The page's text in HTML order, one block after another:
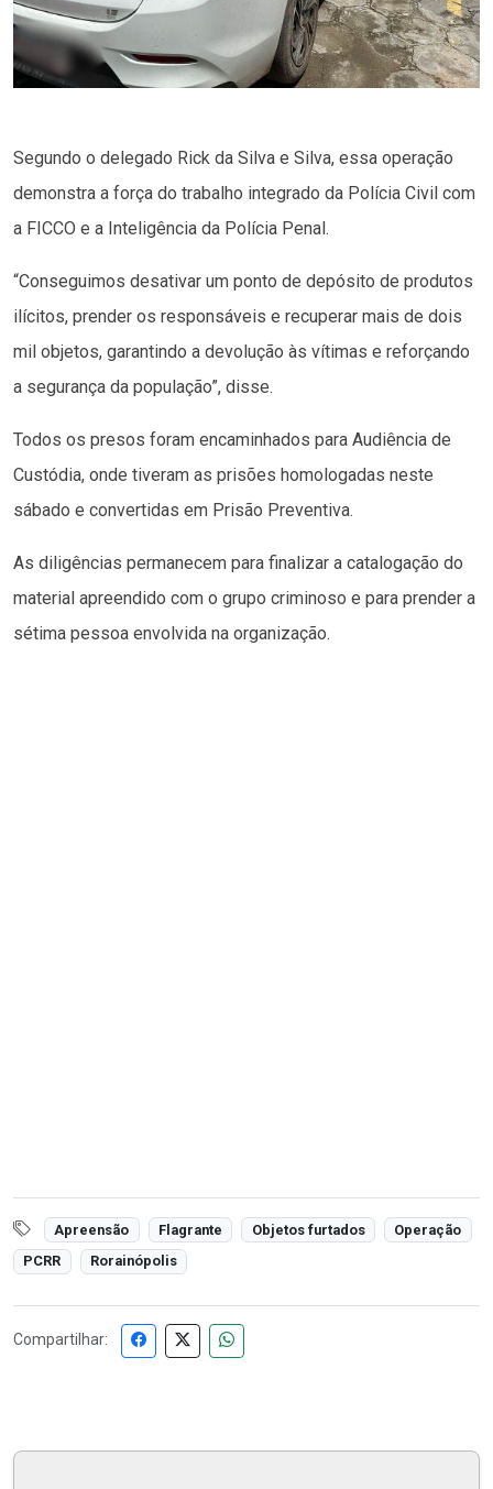
Segundo o delegado Rick da Silva e Silva, essa operação
demonstra a força do trabalho integrado da Polícia Civil com
a FICCO e a Inteligência da Polícia Penal.
“Conseguimos desativar um ponto de depósito de produtos
ilícitos, prender os responsáveis e recuperar mais de dois
mil objetos, garantindo a devolução às vítimas e reforçando
a segurança da população”, disse.
Todos os presos foram encaminhados para Audiência de
Custódia, onde tiveram as prisões homologadas neste
sábado e convertidas em Prisão Preventiva.
As diligências permanecem para finalizar a catalogação do
material apreendido com o grupo criminoso e para prender a
sétima pessoa envolvida na organização.
Apreensão Flagrante Objetos furtados
Operação
PCRR
Rorainópolis
Compartilhar: